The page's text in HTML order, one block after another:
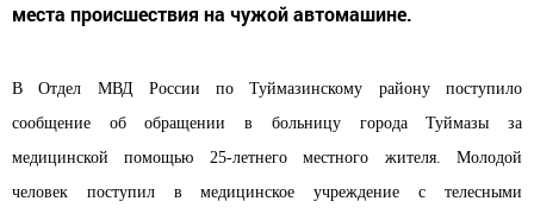
места происшествия на чужой автомашине.
В Отдел МВД России по Туймазинскому району поступило
сообщение об обращении в больницу города Туймазы за
медицинской помощью 25-летнего местного жителя. Молодой
человек поступил в медицинское учреждение с телесными